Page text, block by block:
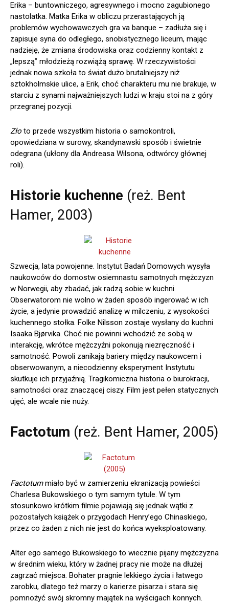
Erika – buntowniczego, agresywnego i mocno zagubionego
nastolatka. Matka Erika w obliczu przerastających ją
problemów wychowawczych gra va banque – zadłuża się i
zapisuje syna do odległego, snobistycznego liceum, mając
nadzieję, że zmiana środowiska oraz codzienny kontakt z
„lepszą” młodzieżą rozwiążą sprawę. W rzeczywistości
jednak nowa szkoła to świat dużo brutalniejszy niż
sztokholmskie ulice, a Erik, choć charakteru mu nie brakuje, w
starciu z synami najważniejszych ludzi w kraju stoi na z góry
przegranej pozycji.
Zło to przede wszystkim historia o samokontroli,
opowiedziana w surowy, skandynawski sposób i świetnie
odegrana (ukłony dla Andreasa Wilsona, odtwórcy głównej
roli).
Historie kuchenne (reż. Bent
Hamer, 2003)
Szwecja, lata powojenne. Instytut Badań Domowych wysyła
naukowców do domostw osiemnastu samotnych mężczyzn
w Norwegii, aby zbadać, jak radzą sobie w kuchni.
Obserwatorom nie wolno w żaden sposób ingerować w ich
życie, a jedynie prowadzić analizę w milczeniu, z wysokości
kuchennego stołka. Folke Nilsson zostaje wysłany do kuchni
Isaaka Bjørvika. Choć nie powinni wchodzić ze sobą w
interakcję, wkrótce mężczyźni pokonują niezręczność i
samotność. Powoli zanikają bariery między naukowcem i
obserwowanym, a niecodzienny eksperyment Instytutu
skutkuje ich przyjaźnią. Tragikomiczna historia o biurokracji,
samotności oraz znaczącej ciszy. Film jest pełen statycznych
ujęć, ale wcale nie nuży.
Factotum (reż. Bent Hamer, 2005)
Factotummiało być w zamierzeniu ekranizacją powieści
Charlesa Bukowskiego o tym samym tytule. W tym
stosunkowo krótkim filmie pojawiają się jednak wątki z
pozostałych książek o przygodach Henry’ego Chinaskiego,
przez co żaden z nich nie jest do końca wyeksploatowany.
Alter ego samego Bukowskiego to wiecznie pijany mężczyzna
w średnim wieku, który w żadnej pracy nie może na dłużej
zagrzać miejsca. Bohater pragnie lekkiego życia i łatwego
zarobku, dlatego też marzy o karierze pisarza i stara się
pomnożyć swój skromny majątek na wyścigach konnych.